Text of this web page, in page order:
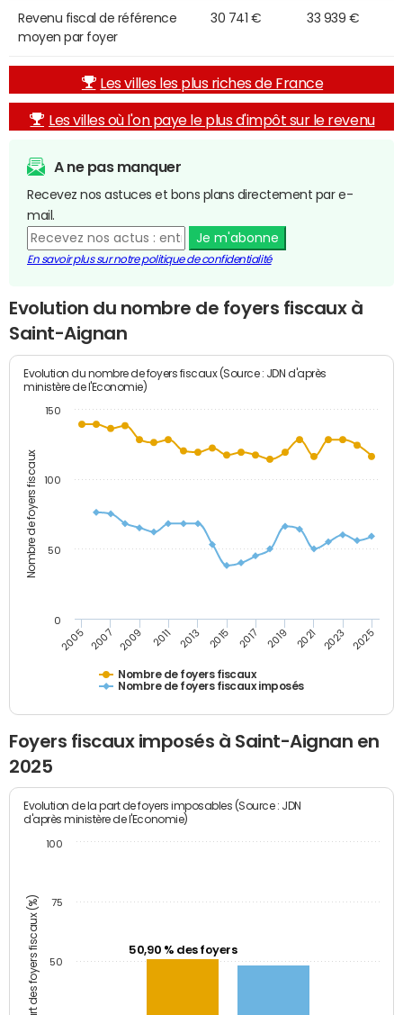
Revenu fiscal de référence
moyen par foyer
30 741 € 33 939 €
Les villes les plus riches de France
Les villes où l'on paye le plus d'impôt sur le revenu
A ne pas manquer
Recevez nos astuces et bons plans directement par e-
mail.
Je m'abonne
En savoir plus sur notre politique de confidentialité
Evolution du nombre de foyers fiscaux à
Saint-Aignan
Nombre de foyers fiscaux
Evolution du nombre de foyers fiscaux (Source : JDN d'après
ministère de l'Economie)
Nombre de foyers fiscaux
Nombre de foyers fiscaux imposés
2005 2007 2009 2011 2013 2015 2017 2019 2021 2023 2025
0
50
100
150
Foyers fiscaux imposés à Saint-Aignan en
2025
Part des foyers fiscaux (%)
Evolution de la part de foyers imposables (Source : JDN
d'après ministère de l'Economie)
50,90 % des foyers
50
75
100